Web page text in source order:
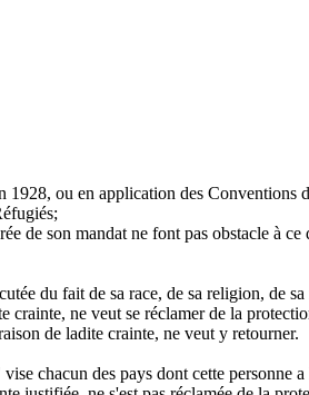
ou en application des
son mandat ne font pas obstacle à
du fait de sa race, de sa religion, de
ne veut se réclamer de la
de ladite crainte, ne veut y retourner.
chacun des pays dont cette personne